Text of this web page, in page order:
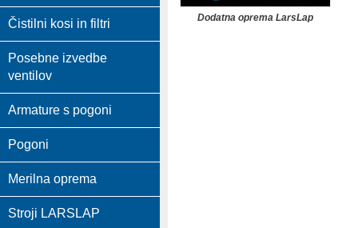
Čistilni kosi in filtri
Posebne izvedbe
ventilov
Armature s pogoni
Pogoni
Merilna oprema
Stroji LARSLAP
Dodatna oprema LarsLap